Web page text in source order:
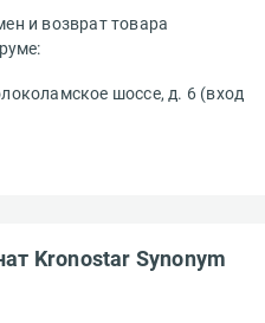
и возврат товара
шоссе, д. 6 (вход
Kronostar Synonym